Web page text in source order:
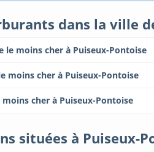
dans la ville
le moins cher à Puiseux-Pontoise
moins cher à Puiseux-Pontoise
moins cher à Puiseux-Pontoise
situées à Puiseux-